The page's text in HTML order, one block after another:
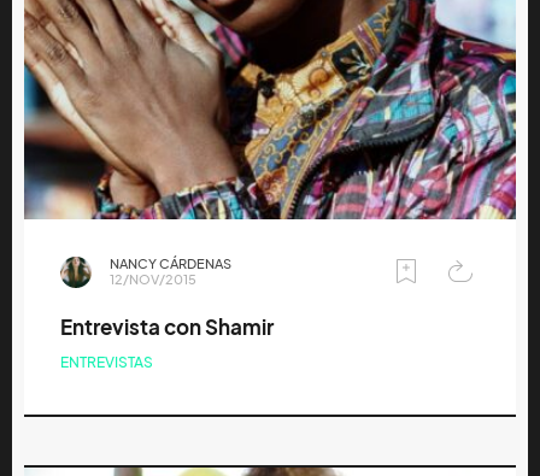
NANCY CÁRDENAS
12/NOV/2015
Entrevista con Shamir
ENTREVISTAS